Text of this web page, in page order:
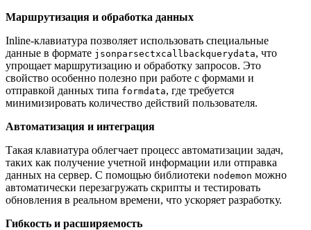
Маршрутизация и обработка данных
Inline-клавиатура позволяет использовать специальные
данные в формате jsonparsectxcallbackquerydata, что
упрощает маршрутизацию и обработку запросов. Это
свойство особенно полезно при работе с формами и
отправкой данных типа formdata, где требуется
минимизировать количество действий пользователя.
Автоматизация и интеграция
Такая клавиатура облегчает процесс автоматизации задач,
таких как получение учетной информации или отправка
данных на сервер. С помощью библиотеки nodemon можно
автоматически перезагружать скрипты и тестировать
обновления в реальном времени, что ускоряет разработку.
Гибкость и расширяемость